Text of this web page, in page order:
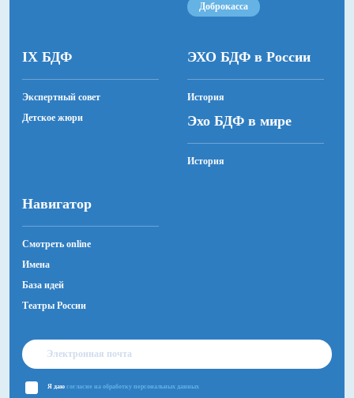
Доброкасса
IX БДФ
Экспертный совет
Детское жюри
ЭХО БДФ в России
История
Эхо БДФ в мире
История
Навигатор
Смотреть online
Имена
База идей
Театры России
Я даю согласие на обработку персональных данных